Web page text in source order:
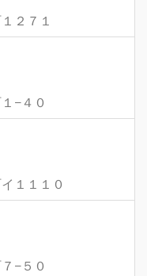
２７１
−４０
１１１０
−５０